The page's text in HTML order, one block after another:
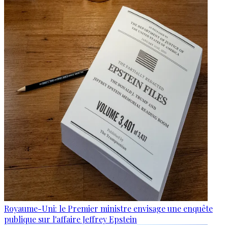
Royaume-Uni: le Premier ministre envisage une enquête
publique sur l'affaire Jeffrey Epstein